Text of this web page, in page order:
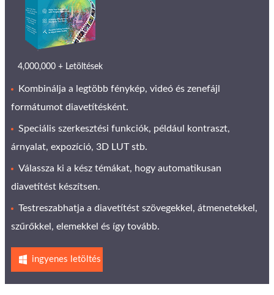
4,000,000 + Letöltések
Kombinálja a legtöbb fénykép, videó és zenefájl
formátumot diavetítésként.
Speciális szerkesztési funkciók, például kontraszt,
árnyalat, expozíció, 3D LUT stb.
Válassza ki a kész témákat, hogy automatikusan
diavetítést készítsen.
Testreszabhatja a diavetítést szövegekkel, átmenetekkel,
szűrőkkel, elemekkel és így tovább.
ingyenes letöltés